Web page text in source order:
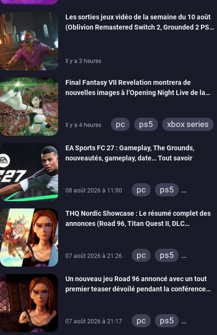
Les sorties jeux vidéo de la semaine du 10 août
(Oblivion Remastered Switch 2, Grounded 2 PS5,
Il y a 3 heures
Final Fantasy VII Revelation montrera de
nouvelles images à l’Opening Night Live de la
Il y a 4 heures pc ps5
xbox series
EA Sports FC 27 : Gameplay, The Grounds,
nouveautés, gameplay, date… Tout savoir
08 août 2026 à 11:00 pc
ps5
switch 2
THQ Nordic Showcase : Le résumé complet des
annonces (Road 96, Titan Quest II, DLC
07 août 2026 à 21:26 pc
ps5
switch
stadia
ps4
xbox one
Un nouveau jeu Road 96 annoncé avec un tout
premier teaser dévoilé pendant la conférence
07 août 2026 à 21:17 pc
ps5